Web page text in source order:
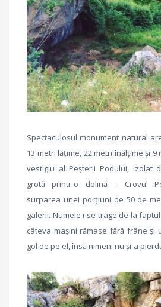
Spectaculosul monument natural
13 metri lăţime, 22 metri înălţime şi 9
vestigiu al Peşterii Podului, izolat
grotă printr-o dolină – Crovul
surparea unei porţiuni de 50 de
galerii. Numele i se trage de la
câteva maşini rămase fără frâne și
gol de pe el, însă nimeni nu şi-a